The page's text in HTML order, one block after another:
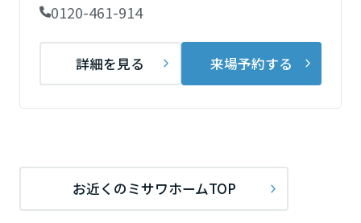
0120-461-914
詳細を見る 来場予約する
お近くのミサワホームTOP
静岡県
三重県
近畿エリア